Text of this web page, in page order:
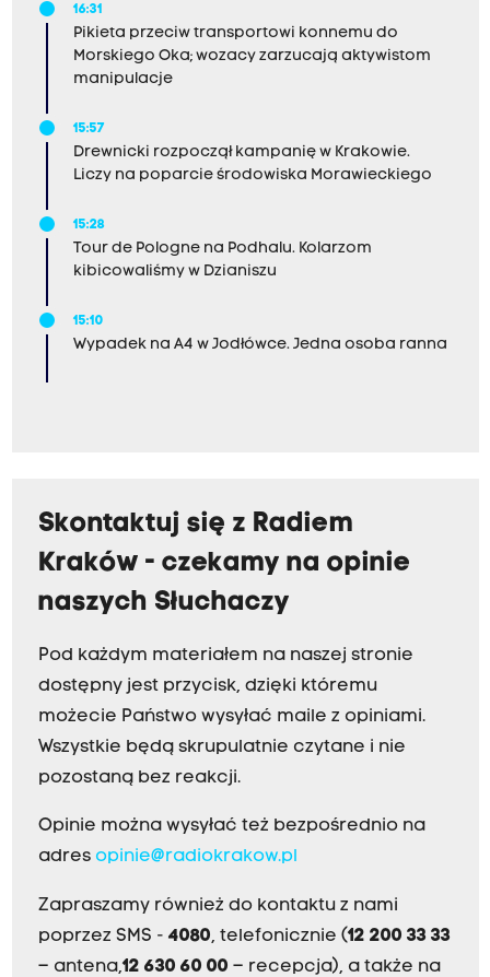
16:31
Pikieta przeciw transportowi konnemu do
Morskiego Oka; wozacy zarzucają aktywistom
manipulacje
15:57
Drewnicki rozpoczął kampanię w Krakowie.
Liczy na poparcie środowiska Morawieckiego
15:28
Tour de Pologne na Podhalu. Kolarzom
kibicowaliśmy w Dzianiszu
15:10
Wypadek na A4 w Jodłówce. Jedna osoba ranna
Skontaktuj się z Radiem
Kraków - czekamy na opinie
naszych Słuchaczy
Pod każdym materiałem na naszej stronie
dostępny jest przycisk, dzięki któremu
możecie Państwo wysyłać maile z opiniami.
Wszystkie będą skrupulatnie czytane i nie
pozostaną bez reakcji.
Opinie można wysyłać też bezpośrednio na
adres opinie@radiokrakow.pl
Zapraszamy również do kontaktu z nami
poprzez SMS - 4080, telefonicznie (12 200 33 33
– antena,12 630 60 00 – recepcja), a także na